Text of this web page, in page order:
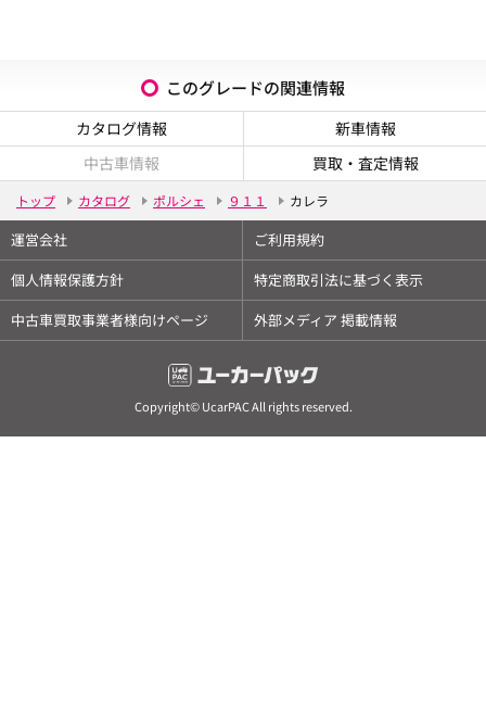
このグレードの関連情報
カタログ情報
新車情報
中古車情報
買取・査定情報
トップ カタログ ポルシェ ９１１ カレラ
運営会社
ご利用規約
個人情報保護方針
特定商取引法に基づく表示
中古車買取事業者様向けページ
外部メディア 掲載情報
Copyright© UcarPAC All rights reserved.